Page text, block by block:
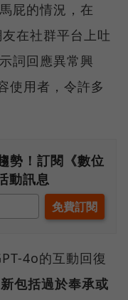
屁的情況，在
在社群平台上吐
詞回應異常興
使用者，令許多
勢！訂閱《數位
動訊息
4o的互動回復
包括過於奉承或